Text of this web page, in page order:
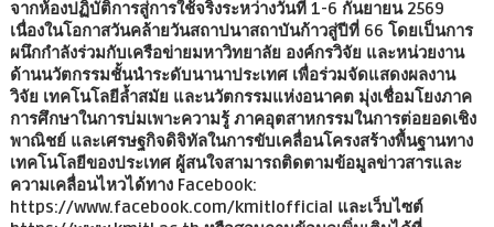
จากห้องปฏิบัติการสู่การใช้จริงระหว่างวันที่ 1-6 กันยายน 2569
เนื่องในโอกาสวันคล้ายวันสถาปนาสถาบันก้าวสู่ปีที่ 66 โดยเป็นการ
ผนึกกำลังร่วมกับเครือข่ายมหาวิทยาลัย องค์กรวิจัย และหน่วยงาน
ด้านนวัตกรรมชั้นนำระดับนานาประเทศ เพื่อร่วมจัดแสดงผลงาน
วิจัย เทคโนโลยีล้ำสมัย และนวัตกรรมแห่งอนาคต มุ่งเชื่อมโยงภาค
การศึกษาในการบ่มเพาะความรู้ ภาคอุตสาหกรรมในการต่อยอดเชิง
พาณิชย์ และเศรษฐกิจดิจิทัลในการขับเคลื่อนโครงสร้างพื้นฐานทาง
เทคโนโลยีของประเทศ ผู้สนใจสามารถติดตามข้อมูลข่าวสารและ
ความเคลื่อนไหวได้ทาง Facebook:
https://www.facebook.com/kmitlofficial และเว็บไซต์